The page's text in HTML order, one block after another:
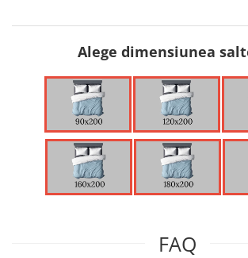
Alege dimensiunea
FAQ